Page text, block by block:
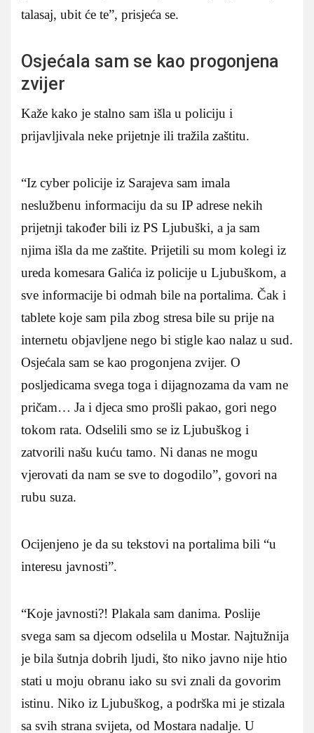
talasaj, ubit će te”, prisjeća se.
Osjećala sam se kao progonjena
zvijer
Kaže kako je stalno sam išla u policiju i
prijavljivala neke prijetnje ili tražila zaštitu.
“Iz cyber policije iz Sarajeva sam imala
neslužbenu informaciju da su IP adrese nekih
prijetnji također bili iz PS Ljubuški, a ja sam
njima išla da me zaštite. Prijetili su mom kolegi iz
ureda komesara Galića iz policije u Ljubuškom, a
sve informacije bi odmah bile na portalima. Čak i
tablete koje sam pila zbog stresa bile su prije na
internetu objavljene nego bi stigle kao nalaz u sud.
Osjećala sam se kao progonjena zvijer. O
posljedicama svega toga i dijagnozama da vam ne
pričam… Ja i djeca smo prošli pakao, gori nego
tokom rata. Odselili smo se iz Ljubuškog i
zatvorili našu kuću tamo. Ni danas ne mogu
vjerovati da nam se sve to dogodilo”, govori na
rubu suza.
Ocijenjeno je da su tekstovi na portalima bili “u
interesu javnosti”.
“Koje javnosti?! Plakala sam danima. Poslije
svega sam sa djecom odselila u Mostar. Najtužnija
je bila šutnja dobrih ljudi, što niko javno nije htio
stati u moju obranu iako su svi znali da govorim
istinu. Niko iz Ljubuškog, a podrška mi je stizala
sa svih strana svijeta, od Mostara nadalje. U